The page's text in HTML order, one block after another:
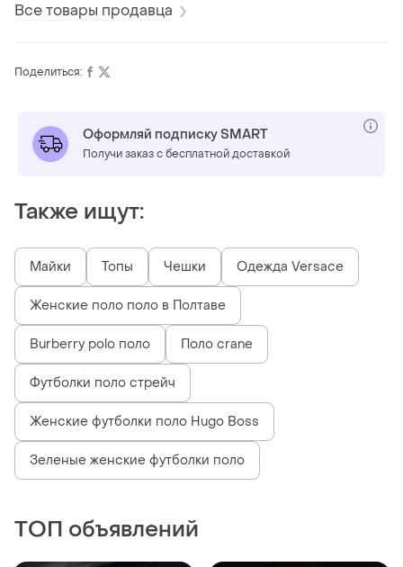
Все товары продавца
Поделиться:
Оформляй подписку SMART
Получи заказ с бесплатной доставкой
Также ищут:
Майки Топы Чешки Одежда Versace
Женские поло поло в Полтаве
Burberry polo поло Поло crane
Футболки поло стрейч
Женские футболки поло Hugo Boss
Зеленые женские футболки поло
ТОП объявлений